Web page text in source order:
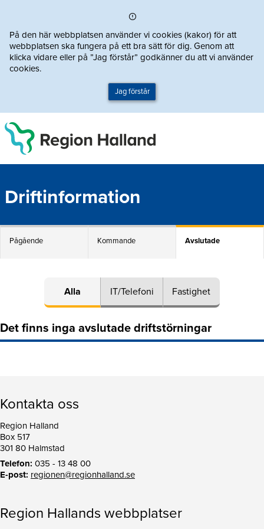
På den här webbplatsen använder vi cookies (kakor) för att
webbplatsen ska fungera på ett bra sätt för dig. Genom att
klicka vidare eller på ”Jag förstår” godkänner du att vi använder
cookies.
Jag förstår
Driftinformation
Pågående Kommande Avslutade
Alla IT/Telefoni Fastighet
Det finns inga avslutade driftstörningar
Kontakta oss
Region Halland
Box 517
301 80 Halmstad
Telefon: 035 - 13 48 00
E-post: regionen@regionhalland.se
Region Hallands webbplatser